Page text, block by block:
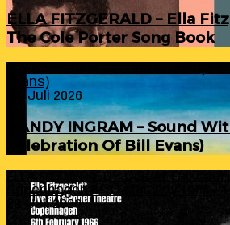
ELLA FITZGERALD – Ella
The Cole Porter Song Book
Evans)
24. Juli 2026
RANDY INGRAM – Sound
Celebration Of Bill Evans)
ELLA FITZGERALD – Live At
Copenhagen 6th February 1966
23. Juli 2026